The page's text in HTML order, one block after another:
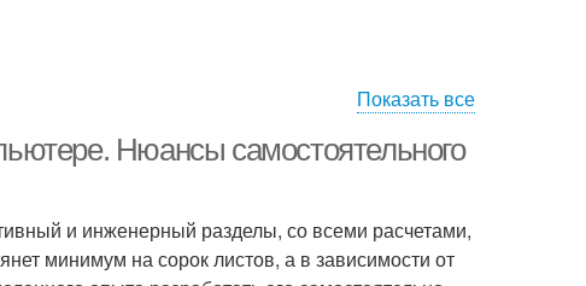
Показать все
Нюансы самостоятельного
и инженерный разделы, со всеми расчетами,
минимум на сорок листов, а в зависимости от